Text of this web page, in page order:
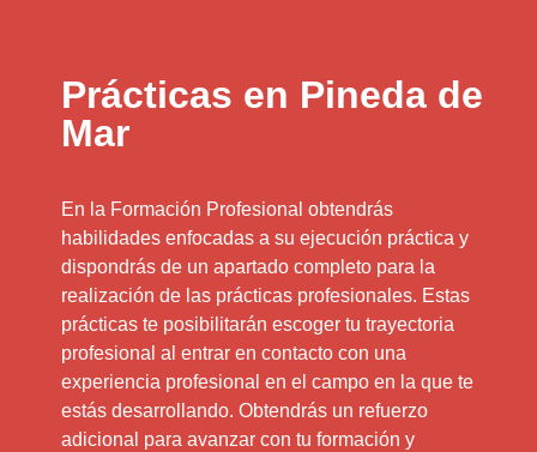
Prácticas en Pineda de
Mar
En la Formación Profesional obtendrás
habilidades enfocadas a su ejecución práctica y
dispondrás de un apartado completo para la
realización de las prácticas profesionales. Estas
prácticas te posibilitarán escoger tu trayectoria
profesional al entrar en contacto con una
experiencia profesional en el campo en la que te
estás desarrollando. Obtendrás un refuerzo
adicional para avanzar con tu formación y